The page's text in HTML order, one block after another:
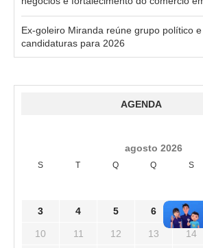
Ex-goleiro Miranda reúne grupo político
candidaturas para 2026
AGENDA
agosto 2026
S T Q Q S
3 4 5 6 7
10 11 12 13 14